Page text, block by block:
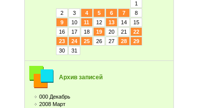
1
2
3 4 5 6 7
8
9
10 11 12 13 14
15
16
17 18 19 20 21
22
23
24 25 26 27 28
29
30
31
Архив записей
000 Декабрь
2008 Март